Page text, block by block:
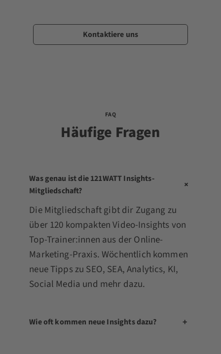
Kontaktiere uns
FAQ
Häufige Fragen
Was genau ist die 121WATT Insights-
Mitgliedschaft?
+
Die Mitgliedschaft gibt dir Zugang zu
über 120 kompakten Video-Insights von
Top-Trainer:innen aus der Online-
Marketing-Praxis. Wöchentlich kommen
neue Tipps zu SEO, SEA, Analytics, KI,
Social Media und mehr dazu.
Wie oft kommen neue Insights dazu? +